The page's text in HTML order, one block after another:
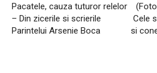
Pacatele, cauza tuturor relelor
– Din zicerile si scrierile
Parintelui Arsenie Boca
Cele
si